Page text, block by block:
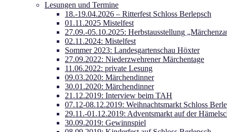
Lesungen und Termine
18.-19.04.2026 – Ritterfest Schloss Berlepsch
01.11.2025 Mistelfest
27.09.-05.10.2025: Herbstausstellung
02.11.2024: Mistelfest
Sommer 2023: Landesgartenschau Höxter
27.09.2022: Niederzwehrener Märchentage
11.06.2022: private Lesung
09.03.2020: Märchendinner
30.01.2020: Märchendinner
21.12.2019: Interview beim TAH
07.12-08.12.2019: Weihnachtsmarkt Schloss
29.11.-01.12.2019: Adventsmarkt auf der
30.09.2019: Gewinnspiel